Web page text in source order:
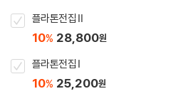
플라톤전집 Ⅱ
10% 28,800원
플라톤전집 Ⅰ
10% 25,200원